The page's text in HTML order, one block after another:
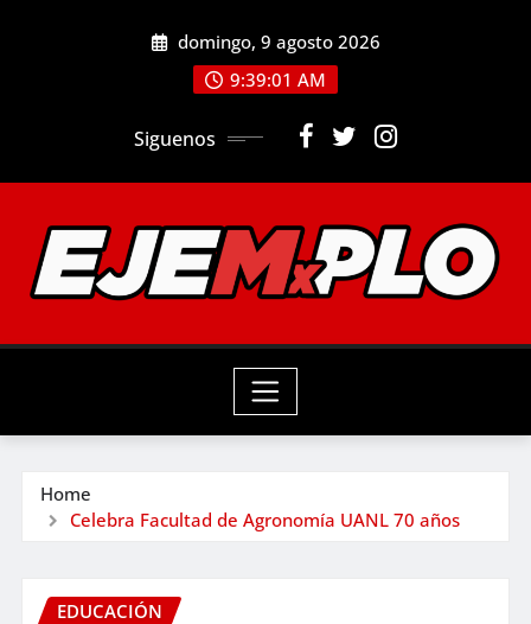
domingo, 9 agosto 2026
9:39:03 AM
Siguenos
Home
Celebra Facultad de Agronomía UANL 70 años
EDUCACIÓN